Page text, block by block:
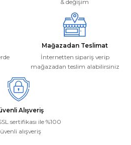
& değişim
Mağazadan Teslimat
İnternetten sipariş verip
mağazadan teslim alabilirsiniz
Alışveriş
sertifikası ile %100
alışveriş